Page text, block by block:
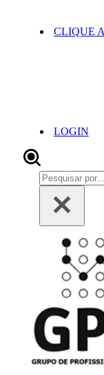
CLIQUE
LOGIN
Pesquisar
por...